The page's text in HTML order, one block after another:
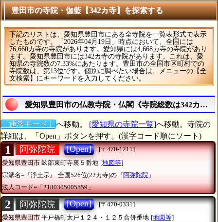
豊田市の寺院・伽藍【342カ寺】を探索する
下記のリストは、愛知県豊田市にある全寺院を一覧表形式で表示
したものです。「2026年04月19日」時点において、全国には
76,660カ寺の寺院があります。愛知県には4,668カ寺の寺院があり
ます。愛知県豊田市には342カ寺の寺院があります。これは、愛
知県の寺院数の7.33%にあたります。豊田市の全国市区町村での
寺院数は、第13位です。個別に調べたい場合は、メニューの【全
文検索】にキーワードを入力してください。
愛知県豊田市の仏教寺院・仏閣《寺院総数は342カ寺
〔通常モード〕 へ移動。 [愛知県の寺院一覧]へ移動。寺院の
詳細は、「Open」ボタンを押す。(漢字コード順にソート)
1 阿弥陀院 [Open]
[〒470-1211]
愛知県豊田市 畝部東町寺裏５番地 [地図等]
宗派名=『浄土宗』
全国526位(22カ寺)の『阿弥陀院 』
法人コード=「2180305005559」
2 阿弥陀院 [Open]
[〒470-0331]
愛知県豊田市 平戸橋町太戸１２４・１２５合併番地 [地図等]